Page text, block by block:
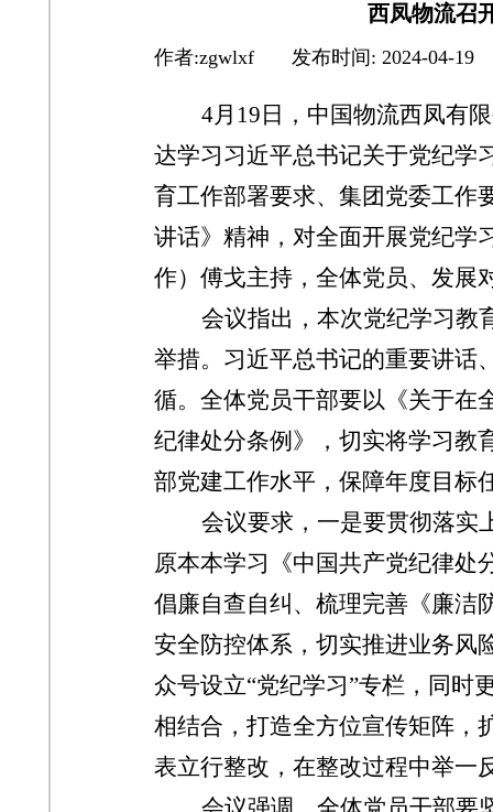
西凤物流召
作者:zgwlxf 发布时间: 2024-04-19
4月19日，中国物流西凤有
达学习习近平总书记关于党纪学
育工作部署要求、集团党委工作
讲话》精神，对全面开展党纪学
作）傅戈主持，全体党员、发展
会议指出，本次党纪学习教
举措。习近平总书记的重要讲话
循。全体党员干部要以《关于在
纪律处分条例》，切实将学习教
部党建工作水平，保障年度目标
会议要求，一是要贯彻落实
原本本学习《中国共产党纪律处
倡廉自查自纠、梳理完善《廉洁
安全防控体系，切实推进业务风
众号设立“党纪学习”专栏，同时
相结合，打造全方位宣传矩阵，
表立行整改，在整改过程中举一